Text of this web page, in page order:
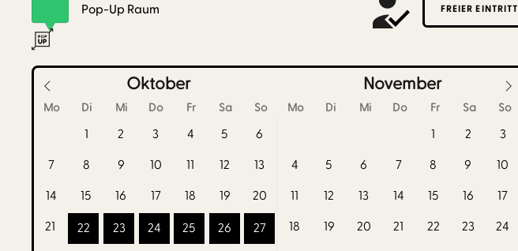
Pop-Up Raum FREIER EINTRITT
Oktober November
Mo Di Mi Do Fr Sa So Mo Di Mi Do Fr Sa So
1 2 3 4 5
6
7
8 9 10 11 12
13
14
15 16 17 18 19
20
21
22 23 24 25 26 27
1 2
3
4
5 6 7 8 9
10
11
12 13 14 15 16
17
18
19 20 21 22 23
24